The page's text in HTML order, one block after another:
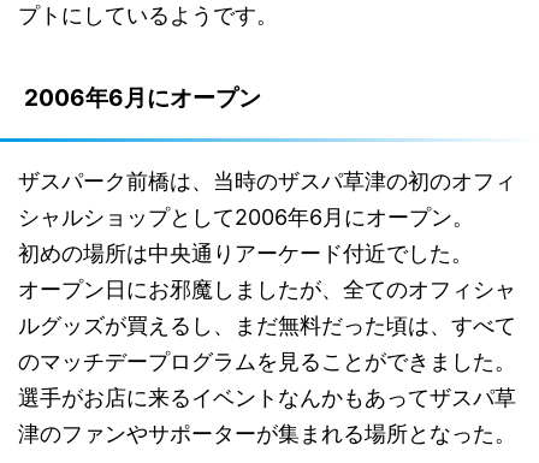
プトにしているようです。
2006年6月にオープン
ザスパーク前橋は、当時のザスパ草津の初のオフィ
シャルショップとして2006年6月にオープン。
初めの場所は中央通りアーケード付近でした。
オープン日にお邪魔しましたが、全てのオフィシャ
ルグッズが買えるし、まだ無料だった頃は、すべて
のマッチデープログラムを見ることができました。
選手がお店に来るイベントなんかもあってザスパ草
津のファンやサポーターが集まれる場所となった。